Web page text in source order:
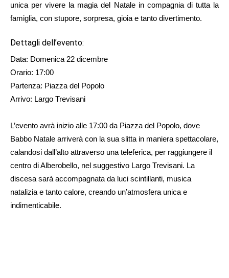
unica per vivere la magia del Natale in compagnia di tutta la
famiglia, con stupore, sorpresa, gioia e tanto divertimento.
Dettagli dell’evento:
Data: Domenica 22 dicembre
Orario: 17:00
Partenza: Piazza del Popolo
Arrivo: Largo Trevisani
L’evento avrà inizio alle 17:00 da Piazza del Popolo, dove
Babbo Natale arriverà con la sua slitta in maniera spettacolare,
calandosi dall’alto attraverso una teleferica, per raggiungere il
centro di Alberobello, nel suggestivo Largo Trevisani. La
discesa sarà accompagnata da luci scintillanti, musica
natalizia e tanto calore, creando un’atmosfera unica e
indimenticabile.